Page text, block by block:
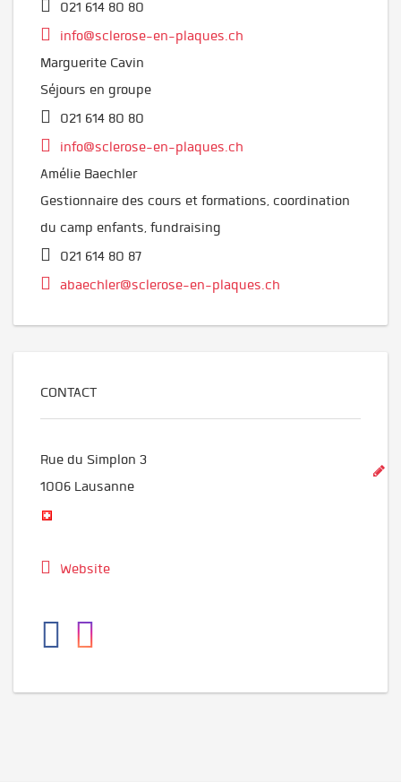
021 614 80 80
info@sclerose-en-plaques.ch
Marguerite Cavin
Séjours en groupe
021 614 80 80
info@sclerose-en-plaques.ch
Amélie Baechler
Gestionnaire des cours et formations, coordination
du camp enfants, fundraising
021 614 80 87
abaechler@sclerose-en-plaques.ch
CONTACT
Rue du Simplon 3
1006 Lausanne
Website